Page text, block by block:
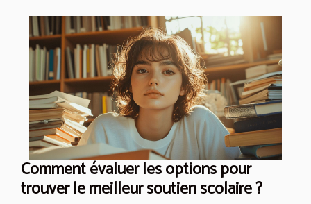
Comment évaluer les options pour
trouver le meilleur soutien scolaire ?